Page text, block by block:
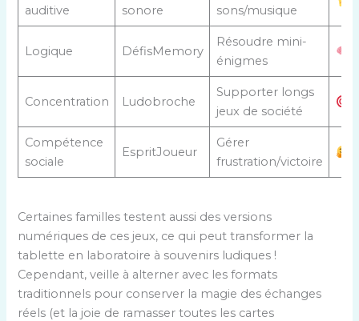
auditive
sonore
sons/musique
Logique DéfisMemory
Résoudre mini-
énigmes
Concentration Ludobroche
Supporter longs
jeux de société
Compétence
sociale
EspritJoueur
Gérer
frustration/victoire
Certaines familles testent aussi des versions
numériques de ces jeux, ce qui peut transformer la
tablette en laboratoire à souvenirs ludiques !
Cependant, veille à alterner avec les formats
traditionnels pour conserver la magie des échanges
réels (et la joie de ramasser toutes les cartes